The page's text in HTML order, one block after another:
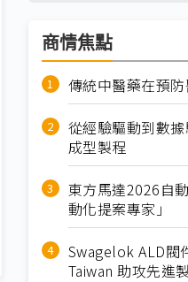
商情焦點
傳統中醫藥在預
從經驗驅動到數
成型製程
東方馬達2026自
動化提案專家」
Swagelok ALD閥
Taiwan 助攻先進